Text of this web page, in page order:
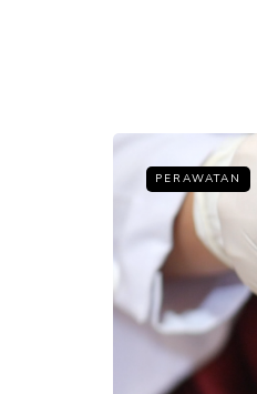
PERAWATAN